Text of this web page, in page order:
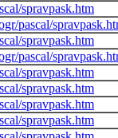
spravpask.htm
pascal/
spravpask.htm
pascal/
spravpask.htm
spravpask.htm
spravpask.htm
spravpask.htm